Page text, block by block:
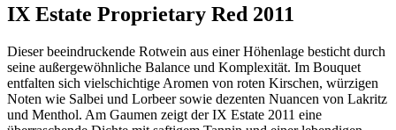
IX Estate Proprietary Red 2011
Dieser beeindruckende Rotwein aus einer Höhenlage besticht durch
seine außergewöhnliche Balance und Komplexität. Im Bouquet
entfalten sich vielschichtige Aromen von roten Kirschen, würzigen
Noten wie Salbei und Lorbeer sowie dezenten Nuancen von Lakritz
und Menthol. Am Gaumen zeigt der IX Estate 2011 eine